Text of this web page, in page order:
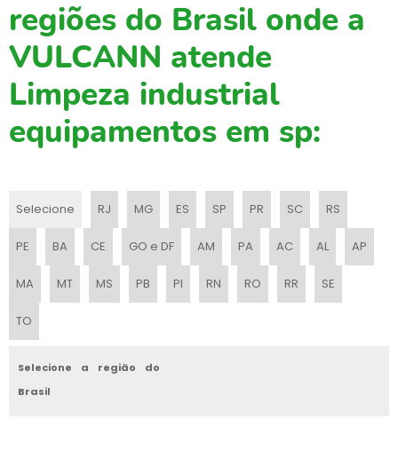
MAQUINA DE LAVAR PISO PROFISSIONAL
MAQUINA DE LIMPAR GALPAO
MAQUINA DE LIMPEZA PISO
MAQUINA DE VARRER PISO
MAQUINA PARA LAVAR PISO
MAQUINA PARA LAVAR PISO ALUGUEL
MAQUINA PARA LAVAR PISO INDUSTRIAL
MAQUINAS VARREDEIRAS
PEÇAS PARA VARREDEIRA TENNANT
regiões do Brasil onde a
VULCANN atende
Limpeza industrial
equipamentos em sp:
Selecione RJ MG ES SP PR SC RS
PE BA CE GO e DF AM PA AC AL AP
MA MT MS PB PI RN RO RR SE
TO
Selecione a região do
Brasil